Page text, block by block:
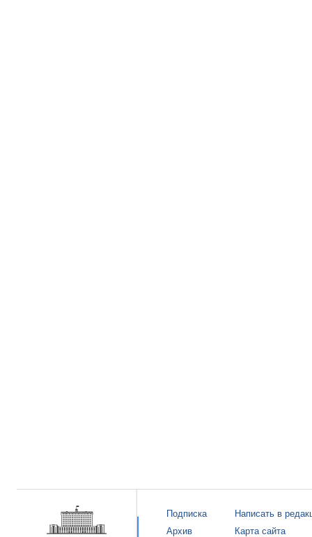
Подписка
Архив
Написать в
Карта сайта